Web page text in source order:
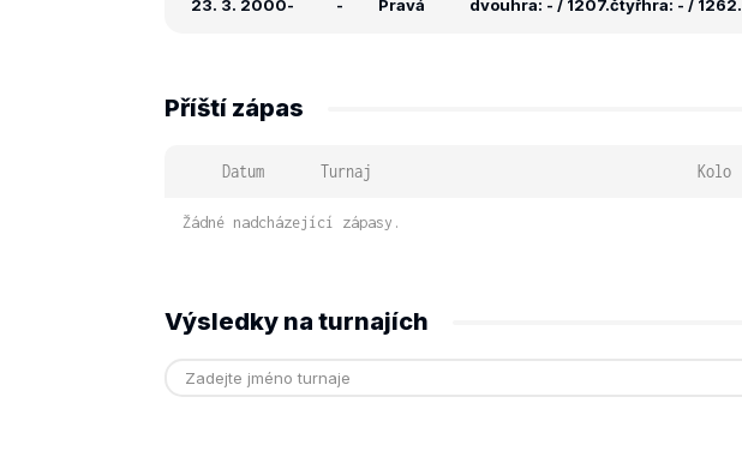
23. 3. 2000-
-
Pravá
dvouhra: - / 1207.čtyřhra: - / 1262.
Příští zápas
Datum Turnaj Kolo
Žádné nadcházející zápasy.
Výsledky na turnajích